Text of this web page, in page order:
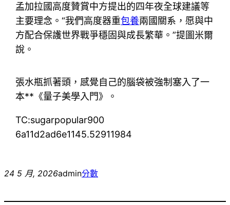
孟加拉國高度贊賞中方提出的四年夜全球建議等
主要理念。“我們高度器重包養兩國關系，愿與中
方配合保護世界戰爭穩固與成長繁華。”提圖米爾
說。
張水瓶抓著頭，感覺自己的腦袋被強制塞入了一
本**《量子美學入門》。
TC:sugarpopular900
6a11d2ad6e1145.52911984
24 5 月, 2026admin分數